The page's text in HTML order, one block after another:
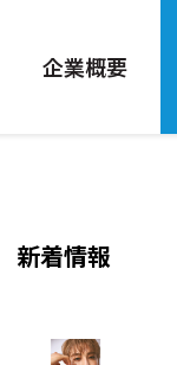
企業概要
新着情報